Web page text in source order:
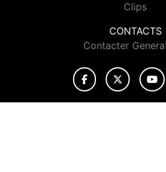
Clips
CONTACTS
Contacter